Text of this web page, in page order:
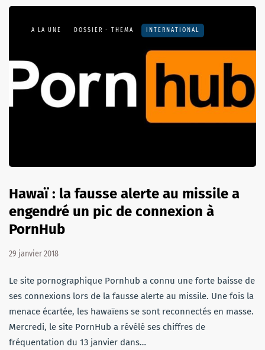
A LA UNE DOSSIER - THEMA INTERNATIONAL
Hawaï : la fausse alerte au missile a
engendré un pic de connexion à
PornHub
29 janvier 2018
Le site pornographique Pornhub a connu une forte baisse de
ses connexions lors de la fausse alerte au missile. Une fois la
menace écartée, les hawaïens se sont reconnectés en masse.
Mercredi, le site PornHub a révélé ses chiffres de
fréquentation du 13 janvier dans…